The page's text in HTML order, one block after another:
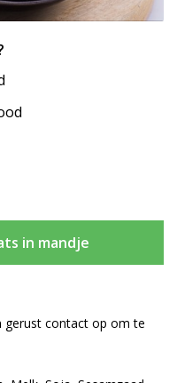
gerust contact op om te
in mandje